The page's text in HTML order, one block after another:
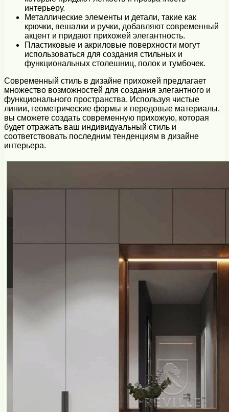
интерьеру.
Металлические элементы и детали, такие как
крючки, вешалки и ручки, добавляют современный
акцент и придают прихожей элегантность.
Пластиковые и акриловые поверхности могут
использоваться для создания стильных и
функциональных столешниц, полок и тумбочек.
Современный стиль в дизайне прихожей предлагает
множество возможностей для создания элегантного и
функционального пространства. Используя чистые
линии, геометрические формы и передовые материалы,
вы сможете создать современную прихожую, которая
будет отражать ваш индивидуальный стиль и
соответствовать последним тенденциям в дизайне
интерьера.